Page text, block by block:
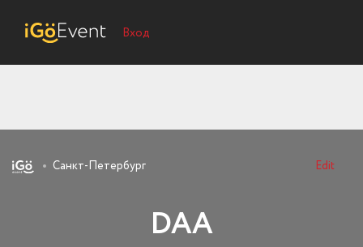
Вход
Санкт-Петербург Edit
DAA